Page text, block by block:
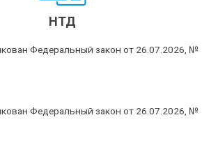
НТД
Федеральный закон от 26.07.2026, №
Федеральный закон от 26.07.2026, №